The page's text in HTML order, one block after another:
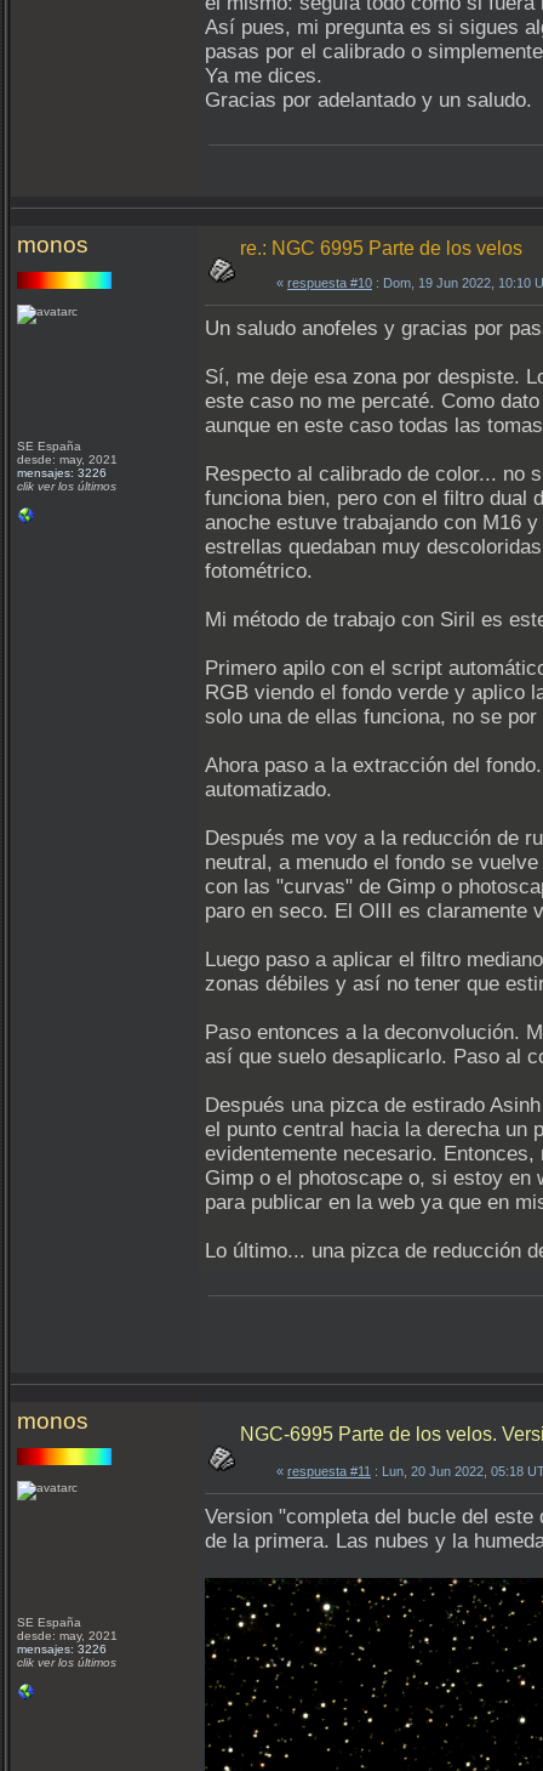
Así pues, mi pregunta es si sigues
pasas por el calibrado o
Ya me dices.
Gracias por adelantado y un saludo.
monos
SE España
desde: may, 2021
mensajes: 3226
clik ver los últimos
re.: NGC 6995 Parte de los velos
« respuesta #10 : Dom, 19 Jun 2022, 10:10
Un saludo anofeles y gracias por
Sí, me deje esa zona por despiste.
este caso no me percaté. Como
aunque en este caso todas las
Respecto al calibrado de color... no
funciona bien, pero con el filtro dual
anoche estuve trabajando con M16
estrellas quedaban muy
fotométrico.
Mi método de trabajo con Siril es
Primero apilo con el script
RGB viendo el fondo verde y aplico
solo una de ellas funciona, no se por
Ahora paso a la extracción del
automatizado.
Después me voy a la reducción de
neutral, a menudo el fondo se
con las "curvas" de Gimp o
paro en seco. El OIII es claramente
Luego paso a aplicar el filtro
zonas débiles y así no tener que
Paso entonces a la deconvolución.
así que suelo desaplicarlo. Paso al
Después una pizca de estirado
el punto central hacia la derecha un
evidentemente necesario.
Gimp o el photoscape o, si estoy
para publicar en la web ya que en
Lo último... una pizca de reducción
monos
SE España
desde: may, 2021
mensajes: 3226
clik ver los últimos
NGC-6995 Parte de los velos.
« respuesta #11 : Lun, 20 Jun 2022, 05:18
Version "completa del bucle del
de la primera. Las nubes y la